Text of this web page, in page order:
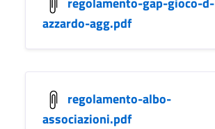
azzardo-agg.pdf
regolamento-albo-
associazioni.pdf